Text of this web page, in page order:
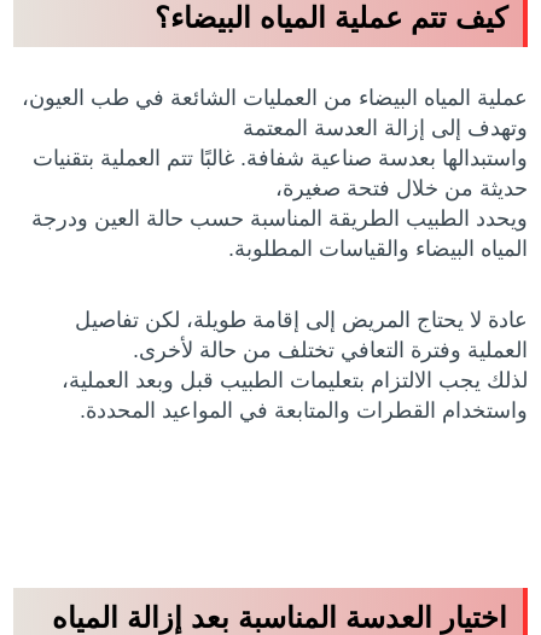
كيف تتم عملية المياه البيضاء؟
عملية المياه البيضاء من العمليات الشائعة في طب العيون،
وتهدف إلى إزالة العدسة المعتمة
واستبدالها بعدسة صناعية شفافة. غالبًا تتم العملية بتقنيات
حديثة من خلال فتحة صغيرة،
ويحدد الطبيب الطريقة المناسبة حسب حالة العين ودرجة
المياه البيضاء والقياسات المطلوبة.
عادة لا يحتاج المريض إلى إقامة طويلة، لكن تفاصيل
العملية وفترة التعافي تختلف من حالة لأخرى.
لذلك يجب الالتزام بتعليمات الطبيب قبل وبعد العملية،
واستخدام القطرات والمتابعة في المواعيد المحددة.
اختيار العدسة المناسبة بعد إزالة المياه